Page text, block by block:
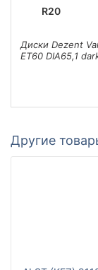
R20
Диски Dezent
ET60 DIA65,1
Другие